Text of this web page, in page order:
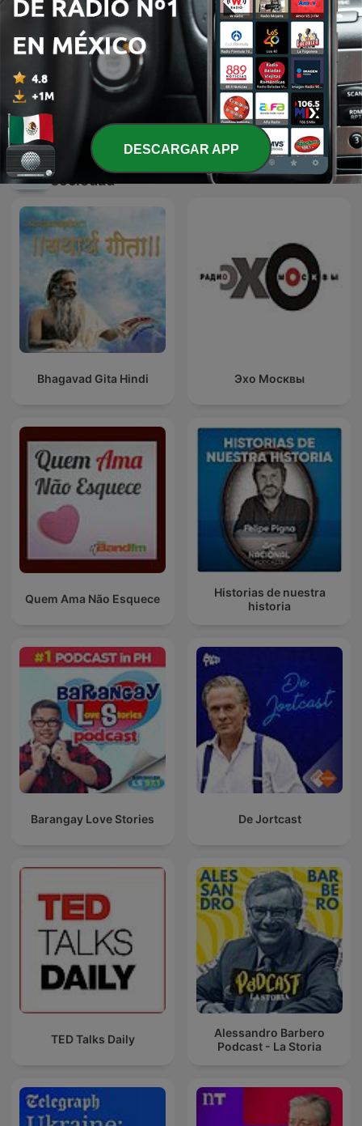
Bullseye with Jesse Thorn
Más podcasts internacionales de Cultura y
sociedad
Bhagavad Gita Hindi Эхо Москвы
Quem Ama Não Esquece
Historias de nuestra
historia
Barangay Love Stories De Jortcast
TED Talks Daily
Alessandro Barbero
Podcast - La Storia
DESCARGAR APP